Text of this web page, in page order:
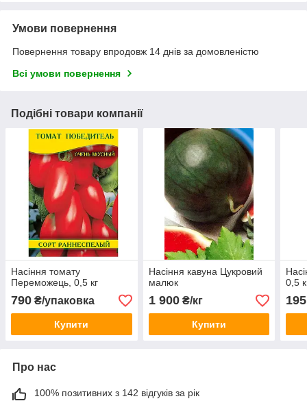
Умови повернення
Повернення товару впродовж 14 днів за домовленістю
Всі умови повернення
Подібні товари компанії
Насіння томату
Переможець, 0,5 кг
790 ₴/упаковка
Купити
Насіння кавуна Цукровий
малюк
1 900₴/кг
Купити
0,5
195
Про нас
100% позитивних з 142 відгуків за рік